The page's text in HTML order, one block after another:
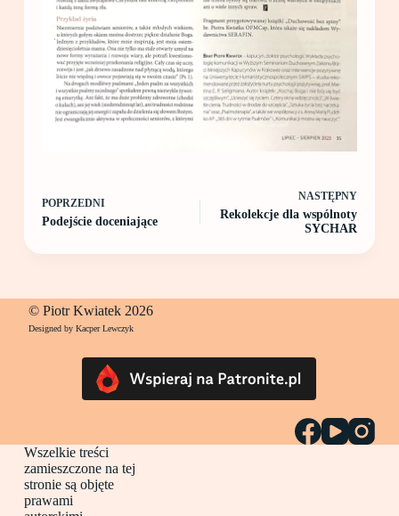
POPRZEDNI
Podejście doceniające
NASTĘPNY
Rekolekcje dla wspólnoty
SYCHAR
© Piotr Kwiatek 2026
Designed by Kacper Lewczyk
Wszelkie treści
zamieszczone na tej
stronie są objęte
prawami